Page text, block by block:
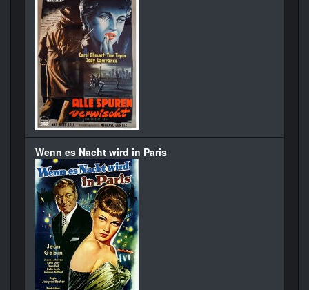
Wenn es Nacht wird in Paris